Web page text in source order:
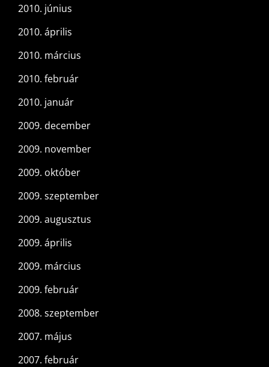
2010. június
2010. április
2010. március
2010. február
2010. január
2009. december
2009. november
2009. október
2009. szeptember
2009. augusztus
2009. április
2009. március
2009. február
2008. szeptember
2007. május
2007. február